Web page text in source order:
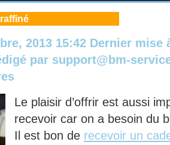
2013 15:42 Dernier mise
par support@bm-
Le plaisir d’offrir est aussi
recevoir car on a besoin du
Il est bon de recevoir un